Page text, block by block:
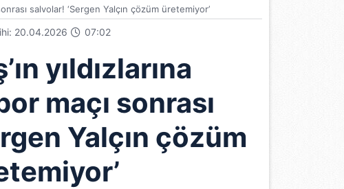
salvolar! ‘Sergen Yalçın çözüm üretemiyor’
20.04.2026 07:02
yıldızlarına
maçı sonrası
Yalçın çözüm